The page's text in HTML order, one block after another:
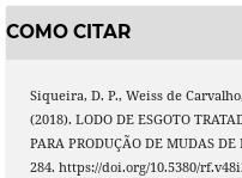
COMO CITAR
Siqueira, D. P., Weiss de
(2018). LODO DE ESGOTO
PARA PRODUÇÃO DE MUDAS
284. https://doi.org/10.5380/